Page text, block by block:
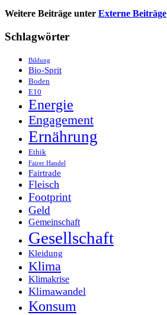
Weitere Beiträge unter Externe Beiträge
Schlagwörter
Bildung
Bio-Sprit
Boden
E10
Energie
Engagement
Ernährung
Ethik
Fairer Handel
Fairtrade
Fleisch
Footprint
Geld
Gemeinschaft
Gesellschaft
Kleidung
Klima
Klimakrise
Klimawandel
Konsum